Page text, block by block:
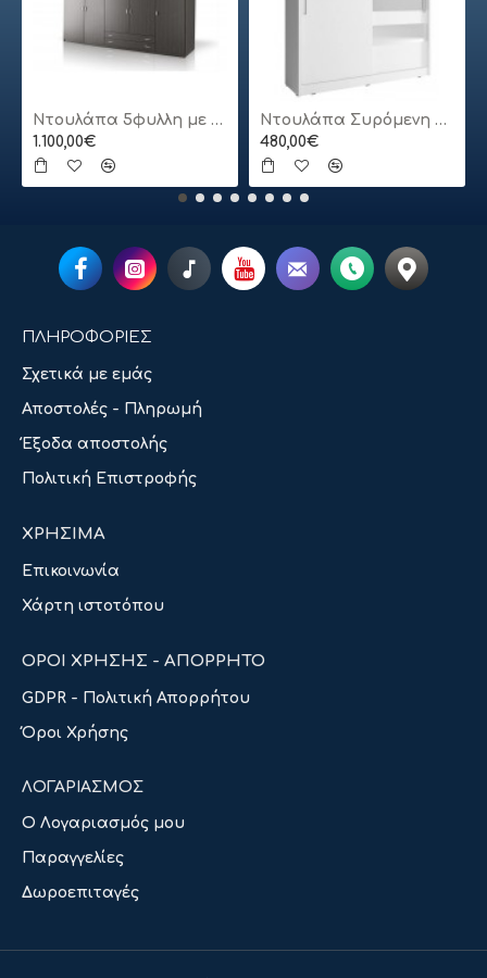
Ντουλάπα 5φυλλη με πατάρι
1.100,00€
Ντουλάπα Συρόμενη 24113-MJ3-180 Χρώμα Λευκό 180x200x62cm
480,00€
ΠΛΗΡΟΦΟΡΙΕΣ
Σχετικά με εμάς
Αποστολές - Πληρωμή
Έξοδα αποστολής
Πολιτική Επιστροφής
ΧΡΗΣΙΜΑ
Επικοινωνία
Χάρτη ιστοτόπου
ΟΡΟΙ ΧΡΗΣΗΣ - ΑΠΟΡΡΗΤΟ
GDPR - Πολιτική Απορρήτου
Όροι Χρήσης
ΛΟΓΑΡΙΑΣΜΟΣ
Ο Λογαριασμός μου
Παραγγελίες
Δωροεπιταγές